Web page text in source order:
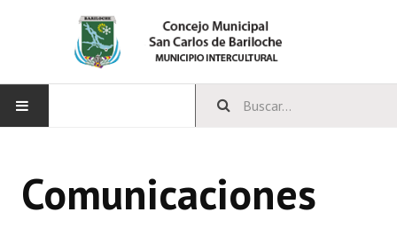
CONCEJO
Comunicaciones